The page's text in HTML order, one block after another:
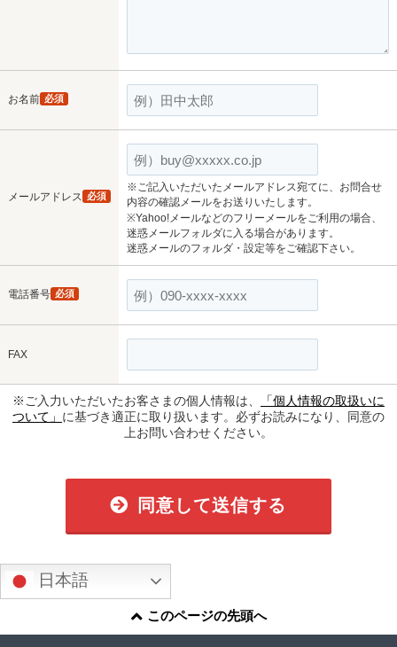
お名前 必須
メールアドレス 必須
※ご記入いただいたメールアドレス宛てに、お問合せ
内容の確認メールをお送りいたします。
※Yahoo!メールなどのフリーメールをご利用の場合、
迷惑メールフォルダに入る場合があります。
迷惑メールのフォルダ・設定等をご確認下さい。
電話番号 必須
FAX
※ご入力いただいたお客さまの個人情報は、
「個人情報の取扱いに
ついて」 に基づき適正に取り扱います。必ずお読みになり、同意の
上お問い合わせください。
同意して送信する
日本語
このページの先頭へ